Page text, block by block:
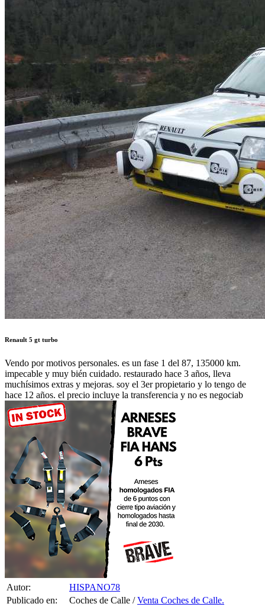
Renault 5 gt turbo
Vendo por motivos personales. es un fase 1 del 87, 135000 km.
impecable y muy bién cuidado. restaurado hace 3 años, lleva
muchísimos extras y mejoras. soy el 3er propietario y lo tengo de
hace 12 años. el precio incluye la transferencia y no es negociab
Autor:
HISPANO78
Publicado en:
Coches de Calle /Venta Coches de Calle.